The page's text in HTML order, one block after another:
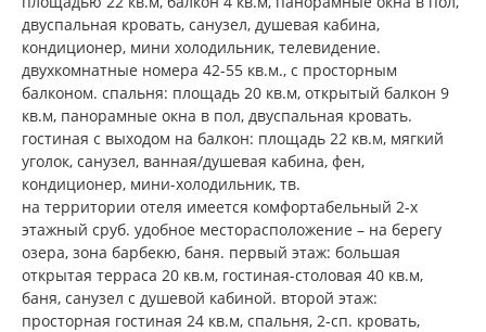
двуспальная кровать, санузел, душевая кабина,
кондиционер, мини холодильник, телевидение.
двухкомнатные номера 42-55 кв.м., с просторным
балконом. спальня: площадь 20 кв.м, открытый балкон 9
кв.м, панорамные окна в пол, двуспальная кровать.
гостиная с выходом на балкон: площадь 22 кв.м, мягкий
уголок, санузел, ванная/душевая кабина, фен,
кондиционер, мини-холодильник, тв.
на территории отеля имеется комфортабельный 2-х
этажный сруб. удобное месторасположение – на берегу
озера, зона барбекю, баня. первый этаж: большая
открытая терраса 20 кв.м, гостиная-столовая 40 кв.м,
баня, санузел с душевой кабиной. второй этаж:
просторная гостиная 24 кв.м, спальня, 2-сп. кровать,